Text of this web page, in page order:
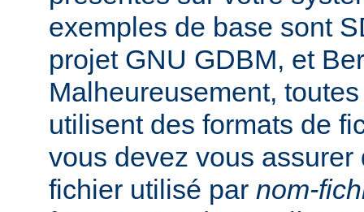
exemples de base sont
projet GNU GDBM, et
Malheureusement,
utilisent des formats de
vous devez vous assurer
fichier utilisé par nom-